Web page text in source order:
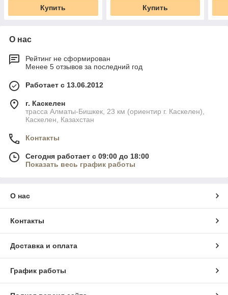
Купить Купить
О нас
Рейтинг не сформирован
Менее 5 отзывов за последний год
Работает с 13.06.2012
г. Каскелен
трасса Алматы-Бишкек, 23 км (ориентир г. Каскелен),
Каскелен, Казахстан
Контакты
Сегодня работает с 09:00 до 18:00
Показать весь график работы
О нас
Контакты
Доставка и оплата
График работы